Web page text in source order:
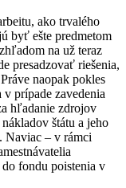
ako trvalého
byť ešte predmetom
na už teraz
presadzovať riešenia,
naopak pokles
prípade zavedenia
hľadanie zdrojov
štátu a jeho
Naviac – v rámci
fondu poistenia v